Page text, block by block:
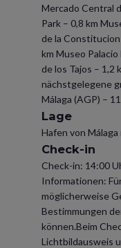
Mercado Central
Park – 0,8 km
de la Constitucion
km Museo Palacio
de los Tajos – 1,2
nächstgelegene
Málaga (AGP) –
Lage
Hafen von Málaga
Check-in
Check-in: 14:00
Informationen:
möglicherweise
Bestimmungen
können.Beim
Lichtbildausweis